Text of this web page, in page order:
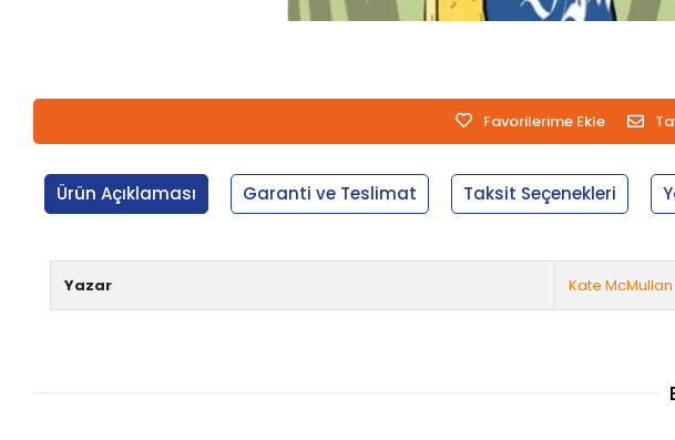
Favorilerime Ekle
Ürün Açıklaması Garanti ve Teslimat Taksit Seçenekleri
Yazar Kate McMullan